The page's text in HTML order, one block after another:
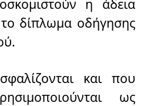
η άδεια
δίπλωμα οδήγησης
και που
ως